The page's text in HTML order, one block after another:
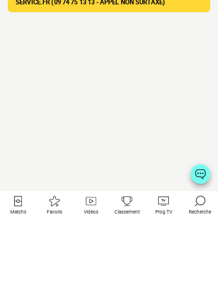
SERVICE.FR (09 74 75 13 13 - APPEL NON SURTAXÉ)
Matchs Favoris Vidéos Classement Prog TV Recherche